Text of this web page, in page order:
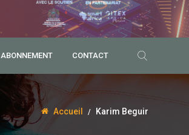
ABONNEMENT CONTACT
Accueil Karim Beguir